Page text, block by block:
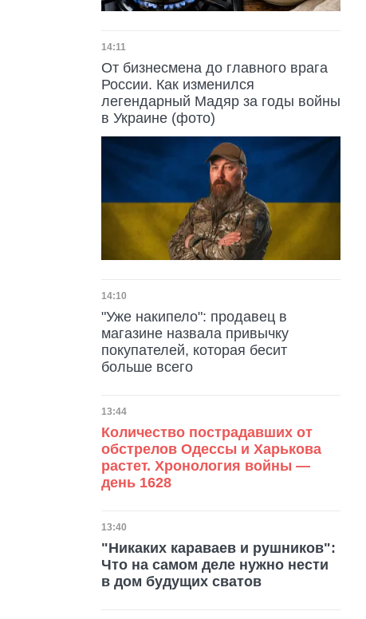
Дата публикации
14:11
От бизнесмена до главного врага
России. Как изменился
легендарный Мадяр за годы войны
в Украине (фото)
Дата публикации
14:10
"Уже накипело": продавец в
магазине назвала привычку
покупателей, которая бесит
больше всего
Дата публикации
13:44
Количество пострадавших от
обстрелов Одессы и Харькова
растет. Хронология войны —
день 1628
Дата публикации
13:40
"Никаких караваев и рушников":
Что на самом деле нужно нести
в дом будущих сватов